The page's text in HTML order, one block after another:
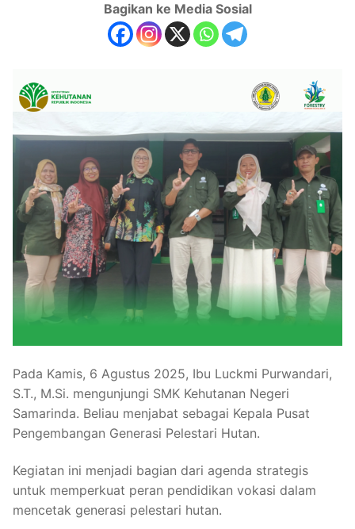
Bagikan ke Media Sosial
Pada Kamis, 6 Agustus 2025, Ibu Luckmi Purwandari,
S.T., M.Si. mengunjungi SMK Kehutanan Negeri
Samarinda. Beliau menjabat sebagai Kepala Pusat
Pengembangan Generasi Pelestari Hutan.
Kegiatan ini menjadi bagian dari agenda strategis
untuk memperkuat peran pendidikan vokasi dalam
mencetak generasi pelestari hutan.